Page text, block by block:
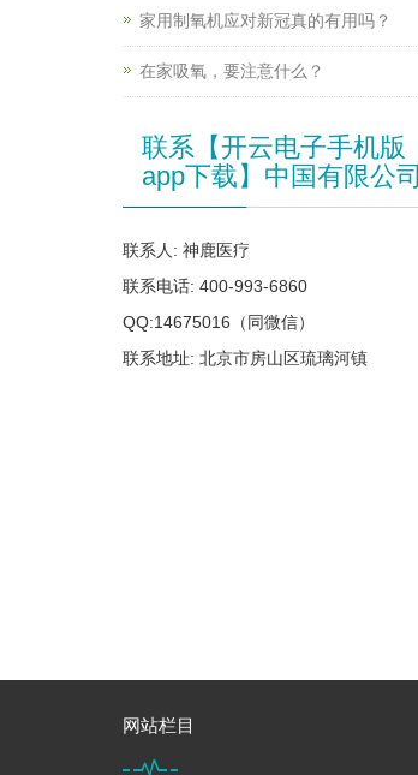
家用制氧机应对新冠真的有用吗？
在家吸氧，要注意什么？
联系【开云电子手机版
app下载】中国有限公司
联系人: 神鹿医疗
联系电话: 400-993-6860
QQ:14675016（同微信）
联系地址: 北京市房山区琉璃河镇
网站栏目